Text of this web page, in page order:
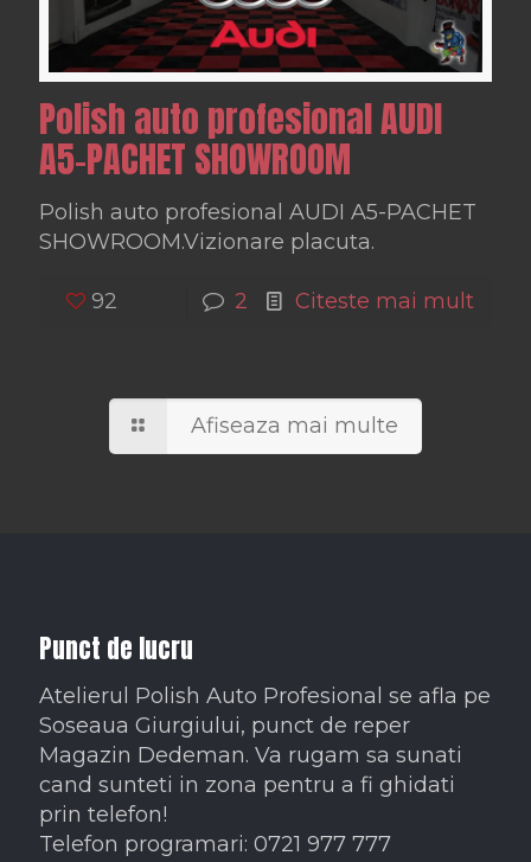
Polish auto profesional AUDI
A5-PACHET SHOWROOM
Polish auto profesional AUDI A5-PACHET
SHOWROOM.Vizionare placuta.
92 2 Citeste mai mult
Afiseaza mai multe
Punct de lucru
Atelierul Polish Auto Profesional se afla pe
Soseaua Giurgiului, punct de reper
Magazin Dedeman. Va rugam sa sunati
cand sunteti in zona pentru a fi ghidati
prin telefon!
Telefon programari: 0721 977 777